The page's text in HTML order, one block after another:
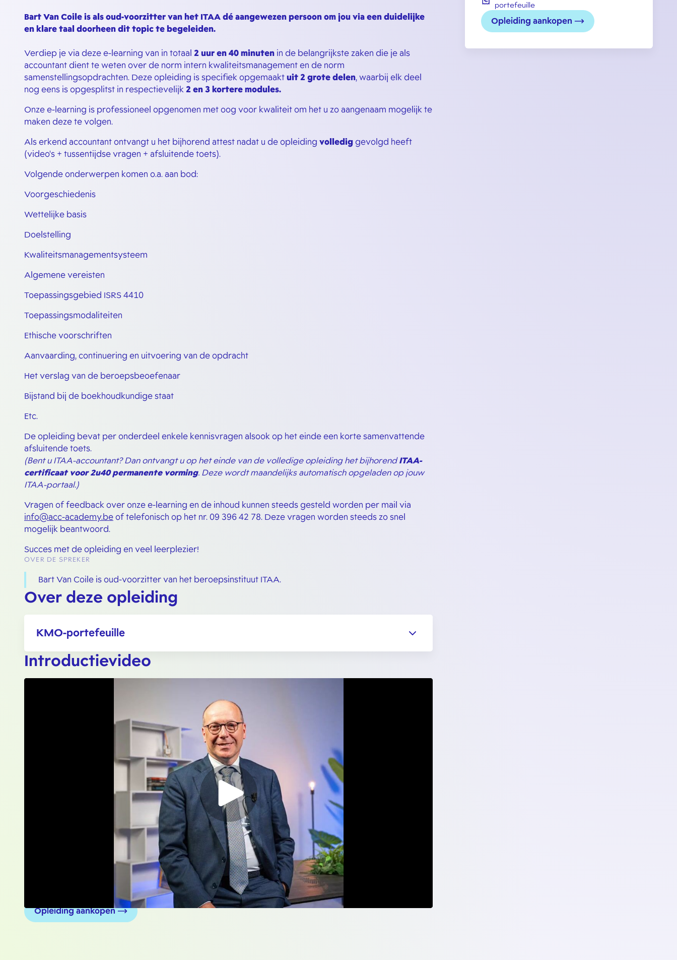
Bart Van Coile is als oud-voorzitter van het ITAA dé aangewezen persoon om jou via een duidelijke
en klare taal doorheen dit topic te begeleiden.
Verdiep je via deze e-learning van in totaal 2 uur en 40 minuten in de belangrijkste zaken die je als
accountant dient te weten over de norm intern kwaliteitsmanagement en de norm
samenstellingsopdrachten. Deze opleiding is specifiek opgemaaktuit 2 grote delen, waarbij elk deel
nog eens is opgesplitst in respectievelijk2 en 3 kortere modules.
Onze e-learning is professioneel opgenomen met oog voor kwaliteit om het u zo aangenaam mogelijk te
maken deze te volgen.
Als erkend accountant ontvangt u het bijhorend attest nadat u de opleiding vollediggevolgd heeft
(video's + tussentijdse vragen + afsluitende toets).
Volgende onderwerpen komen o.a. aan bod:
Voorgeschiedenis
Wettelijke basis
Doelstelling
Kwaliteitsmanagementsysteem
Algemene vereisten
Toepassingsgebied ISRS 4410
Toepassingsmodaliteiten
Ethische voorschriften
Aanvaarding, continuering en uitvoering van de opdracht
Het verslag van de beroepsbeoefenaar
Bijstand bij de boekhoudkundige staat
Etc.
De opleiding bevat per onderdeel enkele kennisvragen alsook op het einde een korte samenvattende
afsluitende toets.
(Bent u ITAA-accountant? Dan ontvangt u op het einde van de volledige opleiding het bijhorendITAA-
certificaat voor 2u40 permanente vorming. Deze wordt maandelijks automatisch opgeladen op jouw
ITAA-portaal.)
Vragen of feedback over onze e-learning en de inhoud kunnen steeds gesteld worden per mail via
info@acc-academy.beof telefonisch op het nr. 09 396 42 78. Deze vragen worden steeds zo snel
mogelijk beantwoord.
Succes met de opleiding en veel leerplezier!
OVER DE SPREKER
Bart Van Coile is oud-voorzitter van het beroepsinstituut ITAA.
Over deze opleiding
KMO-portefeuille
Introductievideo
Opleiding aankopen
portefeuille
Opleiding aankopen